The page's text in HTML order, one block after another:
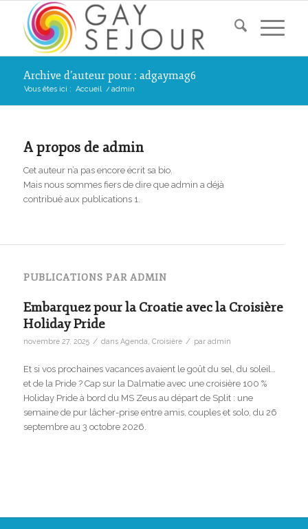
Archive d’auteur pour : adgaymag6
Vous êtes ici : Accueil / admin
A propos de admin
Cet auteur n’a pas encore écrit sa bio.
Mais nous sommes fiers de dire que admin a déjà
contribué aux publications 1.
PUBLICATIONS PAR ADMIN
Embarquez pour la Croatie avec la Croisière
Holiday Pride
novembre 27, 2025 / dans Agenda Croisière / par admin
Et si vos prochaines vacances avaient le goût du sel, du soleil…
et de la Pride ? Cap sur la Dalmatie avec une croisière 100 %
Holiday Pride à bord du MS Zeus au départ de Split : une
semaine de pur lâcher-prise entre amis, couples et solo, du 26
septembre au 3 octobre 2026.